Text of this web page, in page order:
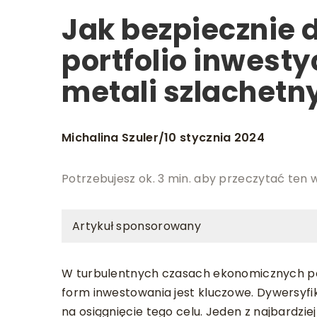
Jak bezpiecznie
portfolio
metali
Michalina Szuler/10 stycznia 2024
Potrzebujesz ok. 3 min. aby przeczytać ten
Artykuł sponsorowany
W turbulentnych czasach ekonomicznych
form inwestowania jest kluczowe.
na osiągnięcie tego celu. Jeden z